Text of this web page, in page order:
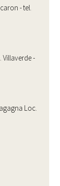
- tel.
Villaverde -
Loc.